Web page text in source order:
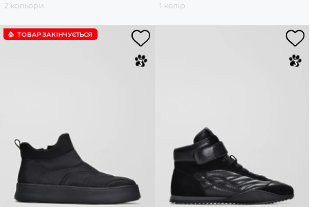
2 кольори
1 колір
ТОВАР ЗАКІНЧУЄTЬСЯ